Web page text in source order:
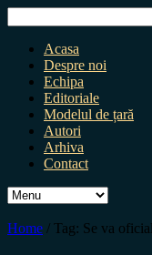
for:
Acasa
Despre noi
Echipa
Editoriale
Modelul de țară
Autori
Arhiva
Contact
Home / Tag: Se va